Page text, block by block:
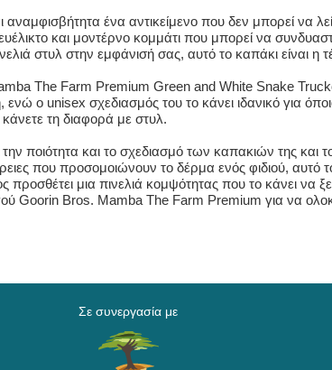
ένα αντικείμενο που δεν μπορεί να
και μοντέρνο κομμάτι που μπορεί να
στυλ στην εμφάνισή σας, αυτό το καπάκι είναι η
The Farm Premium Green and White Snake
ο unisex σχεδιασμός του το κάνει ιδανικό για
τη διαφορά με στυλ.
ποιότητα και το σχεδιασμό των καπακιών της και
που προσομοιώνουν το δέρμα ενός φιδιού, αυτό
μια πινελιά κομψότητας που το κάνει να
Goorin Bros. Mamba The Farm Premium για να
Σε συνεργασία με